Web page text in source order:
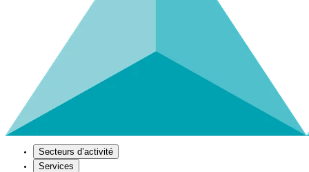
Secteurs d’activité
Services